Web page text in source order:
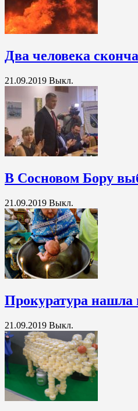
Два человека
21.09.2019 Выкл.
В Сосновом Бору
21.09.2019 Выкл.
Прокуратура нашла
21.09.2019 Выкл.